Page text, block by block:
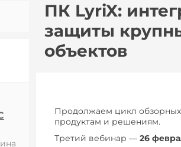
ПК LyriX:
защиты
объектов
Продолжаем цикл
продуктам и решениям.
Третий вебинар — 26